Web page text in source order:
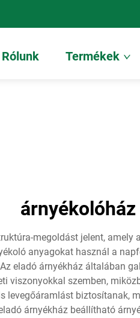
Rólunk Termékek
megoldást jelent,
anyagokat használ a
eladó árnyékház általában
viszonyokkal szemben,
levegőáramlást biztosítanak,
árnyékház beállítható